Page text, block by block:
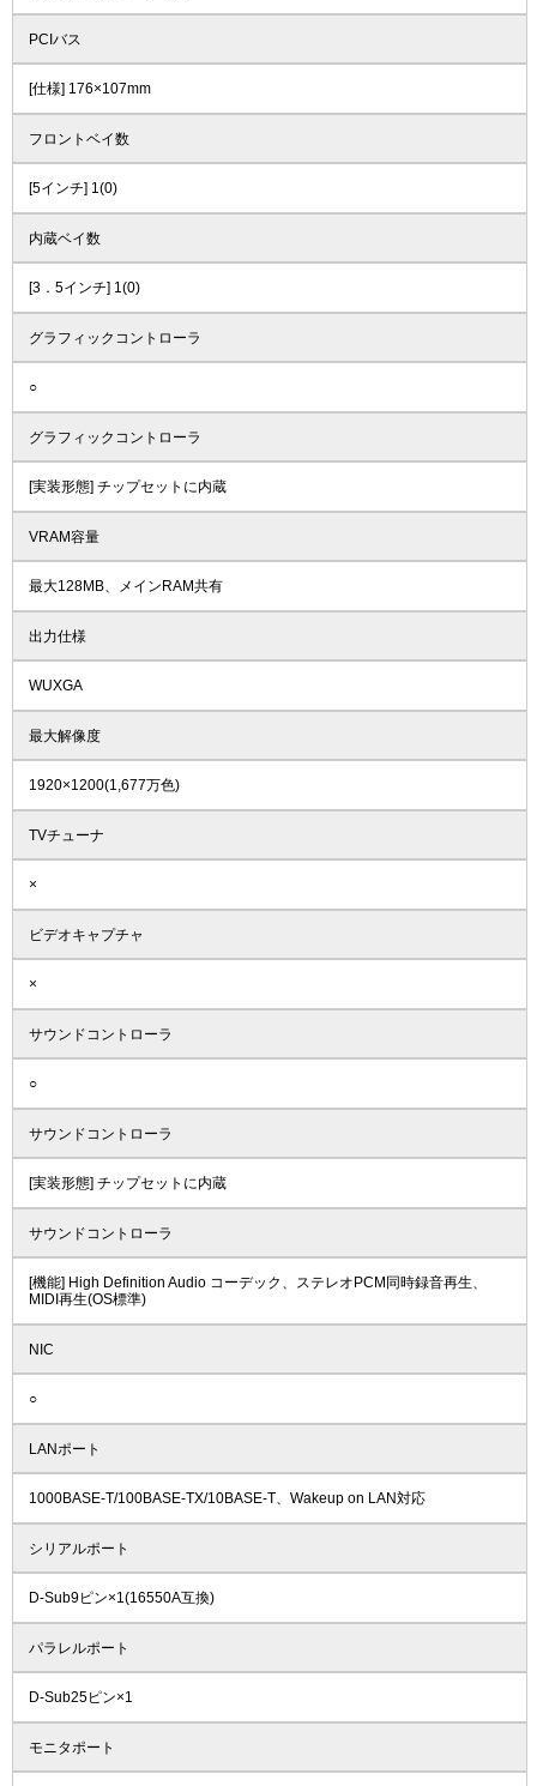
PCIバス
[仕様] 176×107mm
フロントベイ数
[5インチ] 1(0)
内蔵ベイ数
[3．5インチ] 1(0)
グラフィックコントローラ
○
グラフィックコントローラ
[実装形態] チップセットに内蔵
VRAM容量
最大128MB、メインRAM共有
出力仕様
WUXGA
最大解像度
1920×1200(1,677万色)
TVチューナ
×
ビデオキャプチャ
×
サウンドコントローラ
○
サウンドコントローラ
[実装形態] チップセットに内蔵
サウンドコントローラ
[機能] High Definition Audio コーデック、ステレオPCM同時録音再生、
MIDI再生(OS標準)
NIC
○
LANポート
1000BASE-T/100BASE-TX/10BASE-T、Wakeup on LAN対応
シリアルポート
D-Sub9ピン×1(16550A互換)
パラレルポート
D-Sub25ピン×1
モニタポート